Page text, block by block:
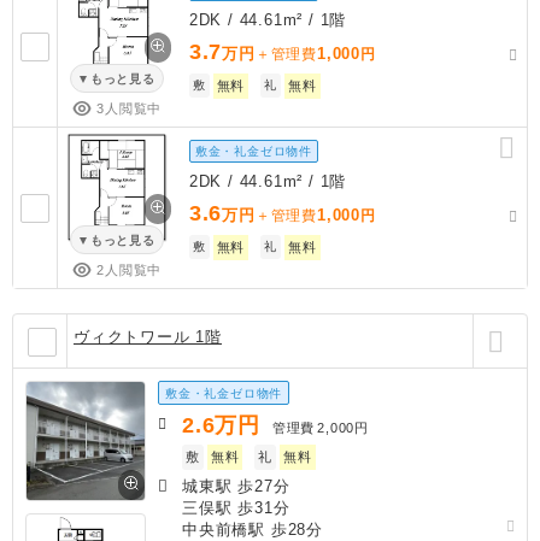
もっと見る
3人閲覧中
2DK / 44.61m² / 1階
3.7万円 ＋管理費1,000 円
敷 無料 礼 無料
もっと見る
2人閲覧中
敷金・礼金ゼロ物件
2DK / 44.61m² / 1階
3.6万円 ＋管理費1,000 円
敷 無料 礼 無料
ヴィクトワール 1階
敷金・礼金ゼロ物件
2.6万円 管理費 2,000円
敷
無料 礼 無料
城東駅 歩27分
三俣駅 歩31分
中央前橋駅 歩28分